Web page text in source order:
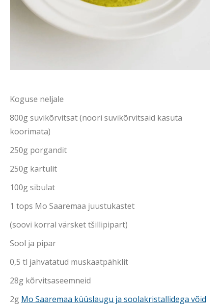
Koguse neljale
800g suvikõrvitsat (noori suvikõrvitsaid kasuta
koorimata)
250g porgandit
250g kartulit
100g sibulat
1 tops Mo Saaremaa juustukastet
(soovi korral värsket tšillipipart)
Sool ja pipar
0,5 tl jahvatatud muskaatpähklit
28g kõrvitsaseemneid
2g Mo Saaremaa küüslaugu ja soolakristallidega võid